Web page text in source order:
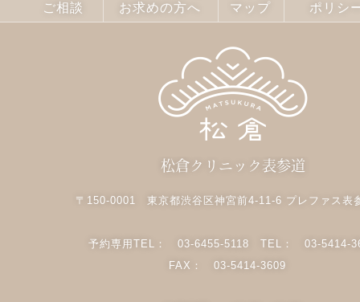
ご相談
お求めの方へ
マップ
ポリシ
松倉クリニック表参道
〒150-0001 東京都渋谷区神宮前4-11-6 プレファス表
予約専用TEL：03-6455-5118 TEL：03-5414-
FAX： 03-5414-3609